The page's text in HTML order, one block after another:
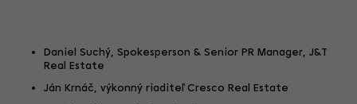
Daniel Suchý, Spokesperson & Senior PR Manager, J&T
Real Estate
Ján Krnáč, výkonný riaditeľ Cresco Real Estate